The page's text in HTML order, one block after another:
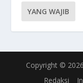
YANG WAJIB
Copyright © 2026
Redaksi